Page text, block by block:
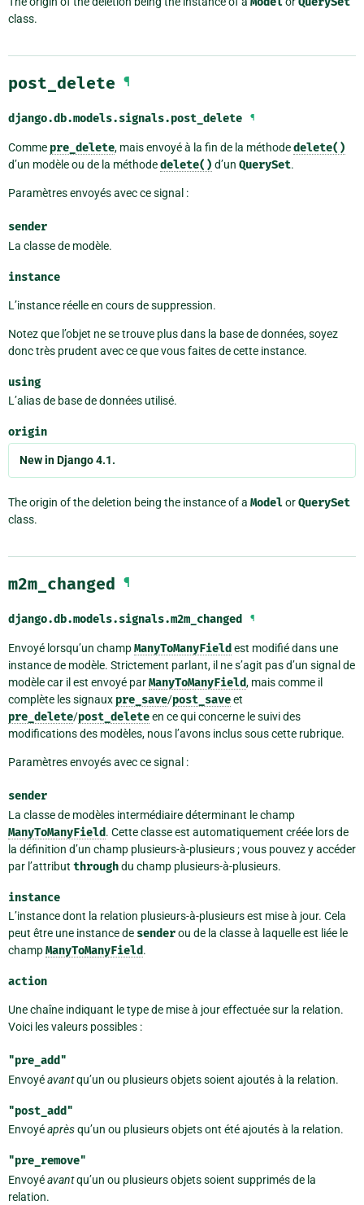
class.
post_delete ¶
django.db.models.signals.post_delete ¶
Comme pre_delete, mais envoyé à la fin de la méthodedelete()
d’un modèle ou de la méthodedelete() d’un QuerySet.
Paramètres envoyés avec ce signal :
sender
La classe de modèle.
instance
L’instance réelle en cours de suppression.
Notez que l’objet ne se trouve plus dans la base de données, soyez
donc très prudent avec ce que vous faites de cette instance.
using
L’alias de base de données utilisé.
origin
New in Django 4.1.
The origin of the deletion being the instance of a ModelorQuerySet
class.
m2m_changed ¶
django.db.models.signals.m2m_changed ¶
Envoyé lorsqu’un champManyToManyField est modifié dans une
instance de modèle. Strictement parlant, il ne s’agit pas d’un signal de
modèle car il est envoyé parManyToManyField, mais comme il
complète les signaux pre_save/post_saveet
pre_delete/post_deleteen ce qui concerne le suivi des
modifications des modèles, nous l’avons inclus sous cette rubrique.
Paramètres envoyés avec ce signal :
sender
La classe de modèles intermédiaire déterminant le champ
ManyToManyField. Cette classe est automatiquement créée lors de
la définition d’un champ plusieurs-à-plusieurs ; vous pouvez y accéder
par l’attribut throughdu champ plusieurs-à-plusieurs.
instance
L’instance dont la relation plusieurs-à-plusieurs est mise à jour. Cela
peut être une instance de senderou de la classe à laquelle est liée le
champManyToManyField.
action
Une chaîne indiquant le type de mise à jour effectuée sur la relation.
Voici les valeurs possibles :
"pre_add"
Envoyéavantqu’un ou plusieurs objets soient ajoutés à la relation.
"post_add"
Envoyéaprèsqu’un ou plusieurs objets ont été ajoutés à la relation.
"pre_remove"
Envoyéavantqu’un ou plusieurs objets soient supprimés de la
relation.